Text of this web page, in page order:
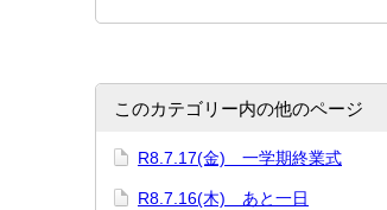
このカテゴリー内の他のページ
R8.7.17(金) 一学期終業式
R8.7.16(木) あと一日